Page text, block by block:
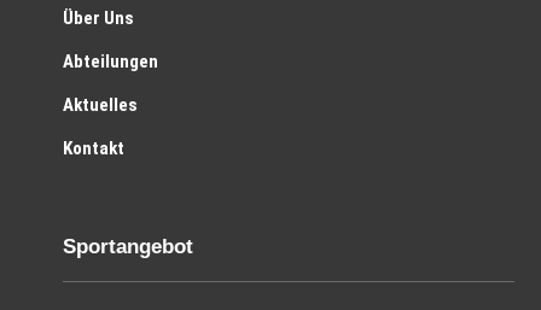
Über Uns
Abteilungen
Aktuelles
Kontakt
Sportangebot